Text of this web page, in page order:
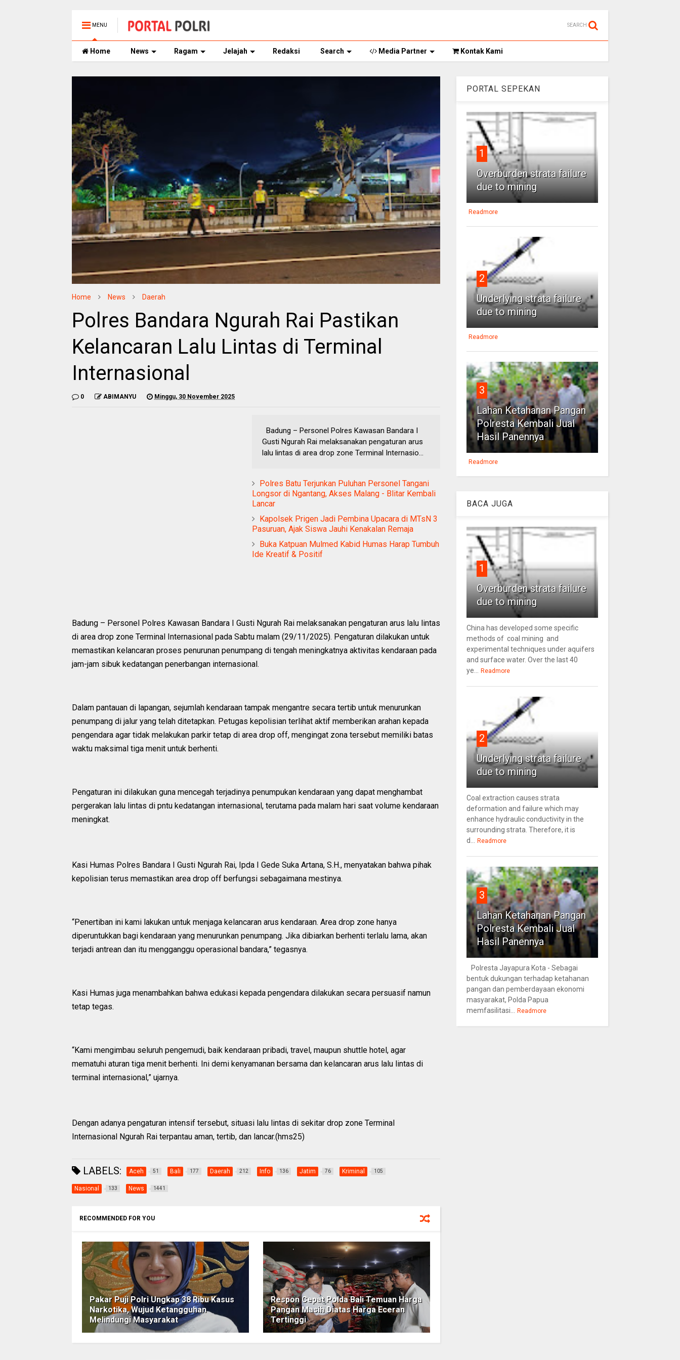
MENU SEARCH
Home News Ragam Jelajah Redaksi Search Media Partner Kontak Kami
Home News Daerah
Polres Bandara Ngurah Rai Pastikan
Kelancaran Lalu Lintas di Terminal
Internasional
0 ABIMANYU Minggu, 30 November 2025
Badung – Personel Polres Kawasan Bandara I
Gusti Ngurah Rai melaksanakan pengaturan arus
lalu lintas di area drop zone Terminal Internasio...
Polres Batu Terjunkan Puluhan Personel Tangani
Longsor di Ngantang, Akses Malang - Blitar Kembali
Lancar
Kapolsek Prigen Jadi Pembina Upacara di MTsN 3
Pasuruan, Ajak Siswa Jauhi Kenakalan Remaja
Buka Katpuan Mulmed Kabid Humas Harap Tumbuh
Ide Kreatif & Positif
Badung – Personel Polres Kawasan Bandara I Gusti Ngurah Rai melaksanakan pengaturan arus lalu lintas
di area drop zone Terminal Internasional pada Sabtu malam (29/11/2025). Pengaturan dilakukan untuk
memastikan kelancaran proses penurunan penumpang di tengah meningkatnya aktivitas kendaraan pada
jam-jam sibuk kedatangan penerbangan internasional.
Dalam pantauan di lapangan, sejumlah kendaraan tampak mengantre secara tertib untuk menurunkan
penumpang di jalur yang telah ditetapkan. Petugas kepolisian terlihat aktif memberikan arahan kepada
pengendara agar tidak melakukan parkir tetap di area drop off, mengingat zona tersebut memiliki batas
waktu maksimal tiga menit untuk berhenti.
Pengaturan ini dilakukan guna mencegah terjadinya penumpukan kendaraan yang dapat menghambat
pergerakan lalu lintas di pntu kedatangan internasional, terutama pada malam hari saat volume kendaraan
meningkat.
Kasi Humas Polres Bandara I Gusti Ngurah Rai, Ipda I Gede Suka Artana, S.H., menyatakan bahwa pihak
kepolisian terus memastikan area drop off berfungsi sebagaimana mestinya.
“Penertiban ini kami lakukan untuk menjaga kelancaran arus kendaraan. Area drop zone hanya
diperuntukkan bagi kendaraan yang menurunkan penumpang. Jika dibiarkan berhenti terlalu lama, akan
terjadi antrean dan itu mengganggu operasional bandara,” tegasnya.
Kasi Humas juga menambahkan bahwa edukasi kepada pengendara dilakukan secara persuasif namun
tetap tegas.
“Kami mengimbau seluruh pengemudi, baik kendaraan pribadi, travel, maupun shuttle hotel, agar
mematuhi aturan tiga menit berhenti. Ini demi kenyamanan bersama dan kelancaran arus lalu lintas di
terminal internasional,” ujarnya.
Dengan adanya pengaturan intensif tersebut, situasi lalu lintas di sekitar drop zone Terminal
Internasional Ngurah Rai terpantau aman, tertib, dan lancar.(hms25)
LABELS: Aceh 51 Bali 177 Daerah 212 Info 136 Jatim 76 Kriminal 105
Nasional 133 News 1441
RECOMMENDED FOR YOU
Pakar Puji Polri Ungkap 38 Ribu Kasus
Narkotika, Wujud Ketangguhan
Melindungi Masyarakat
Respon Cepat Polda Bali Temuan Harga
Pangan Masih Diatas Harga Eceran
Tertinggi
PORTAL SEPEKAN
1
Overburden strata failure
due to mining
Readmore
2
Underlying strata failure
due to mining
Readmore
3
Lahan Ketahanan Pangan
Polresta Kembali Jual
Hasil Panennya
Readmore
BACA JUGA
1
Overburden strata failure
due to mining
China has developed some specific
methods of coal mining and
experimental techniques under aquifers
and surface water. Over the last 40
ye...
Readmore
2
Underlying strata failure
due to mining
Coal extraction causes strata
deformation and failure which may
enhance hydraulic conductivity in the
surrounding strata. Therefore, it is
d...
Readmore
3
Lahan Ketahanan Pangan
Polresta Kembali Jual
Hasil Panennya
Polresta Jayapura Kota - Sebagai
bentuk dukungan terhadap ketahanan
pangan dan pemberdayaan ekonomi
masyarakat, Polda Papua
memfasilitasi...
Readmore